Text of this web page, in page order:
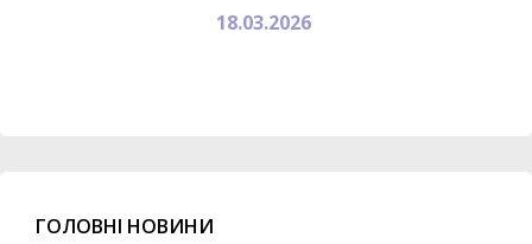
18.03.2026
ГОЛОВНІ НОВИНИ